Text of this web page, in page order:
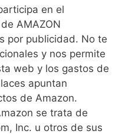
en el
AMAZON
por publicidad. No te
y nos permite
web y los gastos de
apuntan
de Amazon.
se trata de
Inc. u otros de sus